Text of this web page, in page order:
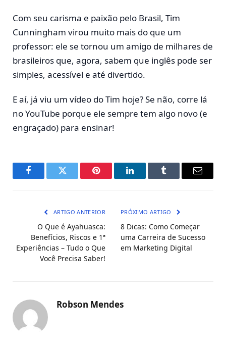
Com seu carisma e paixão pelo Brasil, Tim
Cunningham virou muito mais do que um
professor: ele se tornou um amigo de milhares de
brasileiros que, agora, sabem que inglês pode ser
simples, acessível e até divertido.
E aí, já viu um vídeo do Tim hoje? Se não, corre lá
no YouTube porque ele sempre tem algo novo (e
engraçado) para ensinar!
FacebookTwitter Pinterest LinkedInTumblr
E-
ARTIGO ANTERIOR
O Que é Ayahuasca:
Benefícios, Riscos e 1ª
Experiências – Tudo o Que
Você Precisa Saber!
PRÓXIMO ARTIGO
8 Dicas: Como Começar
uma Carreira de Sucesso
em Marketing Digital
Robson Mendes